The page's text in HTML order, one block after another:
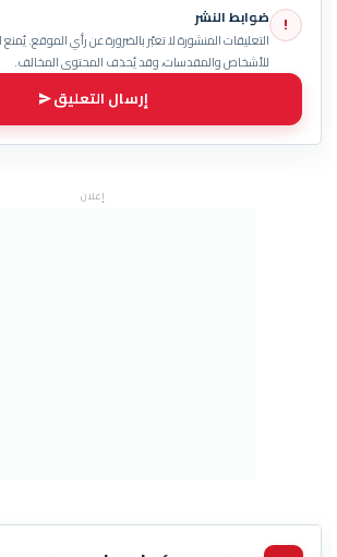
! ضوابط النشر
التعليقات المنشورة لا تعبّر بالضرورة عن رأي الموقع. يُمنع
للأشخاص والمقدسات، وقد يُحذف المحتوى المخالف.
إرسال التعليق
إعلان